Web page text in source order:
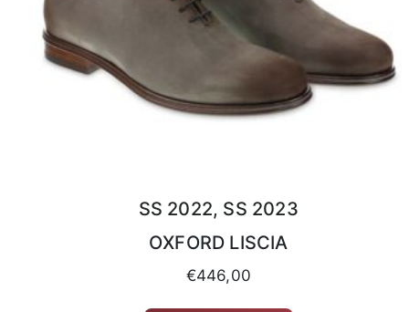
SS 2022, SS 2023
OXFORD LISCIA
€446,00